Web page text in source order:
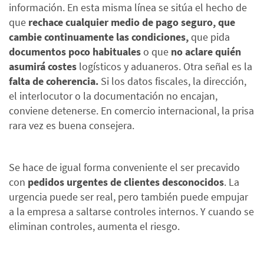
información. En esta misma línea se sitúa el hecho de
que rechace cualquier medio de pago seguro, que
cambie continuamente las condiciones,que pida
documentos poco habitualeso que no aclare quién
asumirá costes logísticos y aduaneros. Otra señal es la
falta de coherencia. Si los datos fiscales, la dirección,
el interlocutor o la documentación no encajan,
conviene detenerse. En comercio internacional, la prisa
rara vez es buena consejera.
Se hace de igual forma conveniente el ser precavido
con pedidos urgentes de clientes desconocidos. La
urgencia puede ser real, pero también puede empujar
a la empresa a saltarse controles internos. Y cuando se
eliminan controles, aumenta el riesgo.